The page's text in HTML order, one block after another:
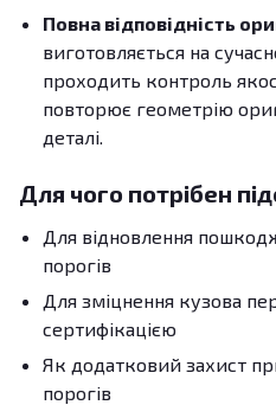
Повна відповідність
виготовляється на
проходить контроль
повторює геометрію
деталі.
Для чого потрібен
Для відновлення
порогів
Для зміцнення кузова
сертифікацією
Як додатковий захист
порогів